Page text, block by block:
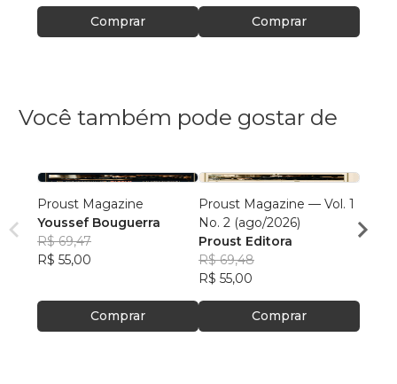
Comprar Comprar
Você também pode gostar de
Proust Magazine
Youssef Bouguerra
R$ 69,47
R$ 55,00
Comprar
Proust Magazine — Vol. 1
No. 2 (ago/2026)
Proust Editora
R$ 69,48
R$ 55,00
Comprar